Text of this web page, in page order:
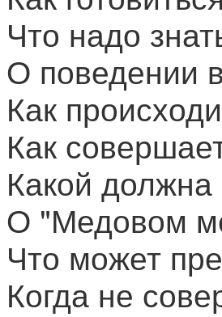
Что надо
О поведении
Как
Как
Какой
О "Медовом
Что может
Когда не